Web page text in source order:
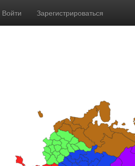
Войти Зарегистрироваться